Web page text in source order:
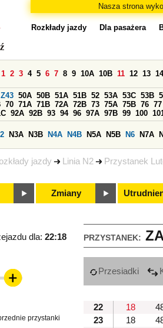
Nasza strona
jazdy Linia N2 Przystanek
Rozkłady jazdy Dla pasażera
1 2 3 4 5 6 7 8 9 10A 10B 11 12 13 14
Z43 50A 50B 51A 51B 52 53A 53C 53B
70 71A 71B 72A 72B 73 75A 75B 76 77
92A 92B 93 94 96 97A 97B 99 100
N3A N3B N4A N4B N5A N5B N6 N7A
Zmiany
PRZYSTANEK:
dla: 22:18
Przesiadki
22
18
23
18
przystanki